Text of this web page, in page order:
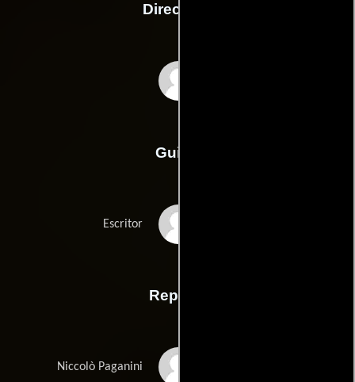
Dirección
Guión
Escritor
Reparto
Niccolò Paganini